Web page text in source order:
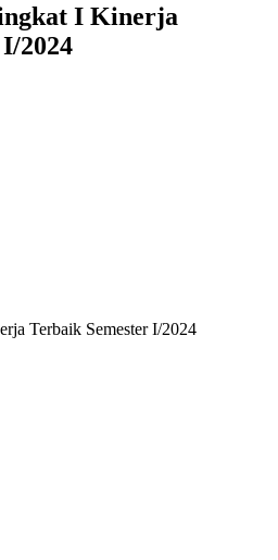
I Kinerja
2024
Terbaik Semester I/2024